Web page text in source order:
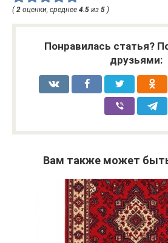
(2 оценки, среднее 4.5 из 5 )
Понравилась статья?
друзьями:
Вам также может